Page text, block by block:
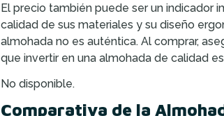
El precio también puede ser un indicador
calidad de sus materiales y su diseño
almohada no es auténtica. Al comprar,
que invertir en una almohada de calidad
No disponible.
Comparativa de la